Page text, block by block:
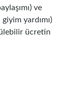
ve
yardımı)
ücretin